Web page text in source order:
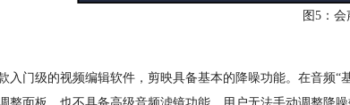
图5：
入门级的视频编辑软件，剪映具备基本的降噪功能。在音频